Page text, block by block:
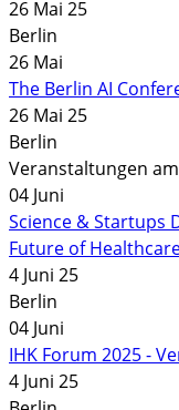
26 Mai 25
Berlin
26 Mai
The Berlin AI
26 Mai 25
Berlin
Veranstaltungen
04 Juni
Science & Startups
Future of
4 Juni 25
Berlin
04 Juni
IHK Forum 2025 -
4 Juni 25